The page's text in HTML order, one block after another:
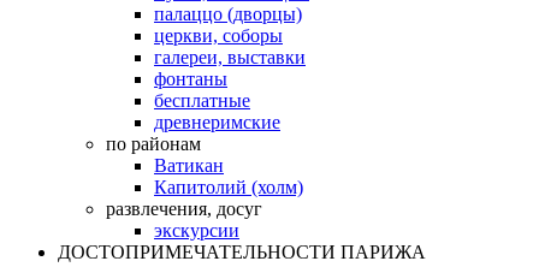
палаццо (дворцы)
церкви, соборы
галереи, выставки
фонтаны
бесплатные
древнеримские
по районам
Ватикан
Капитолий (холм)
развлечения, досуг
экскурсии
ДОСТОПРИМЕЧАТЕЛЬНОСТИ ПАРИЖА